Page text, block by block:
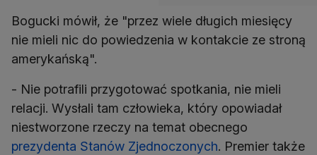
Bogucki mówił, że "przez wiele długich miesięcy
nie mieli nic do powiedzenia w kontakcie ze stroną
amerykańską".
- Nie potrafili przygotować spotkania, nie mieli
relacji. Wysłali tam człowieka, który opowiadał
niestworzone rzeczy na temat obecnego
prezydenta Stanów Zjednoczonych. Premier także